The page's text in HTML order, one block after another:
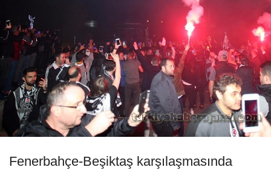
Fenerbahçe-Beşiktaş karşılaşmasında